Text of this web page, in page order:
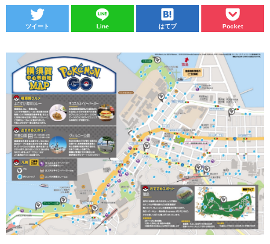
ツイート Line はてブ Pocket